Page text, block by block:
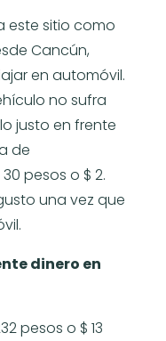
este sitio como
Cancún,
en automóvil.
no sufra
justo en frente
de
pesos o $ 2.
una vez que
dinero en
pesos o $ 13